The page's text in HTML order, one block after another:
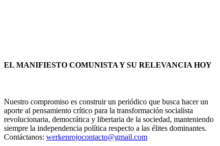
EL MANIFIESTO COMUNISTA Y SU RELEVANCIA HOY
Nuestro compromiso es construir un periódico que busca hacer un
aporte al pensamiento crítico para la transformación socialista
revolucionaria, democrática y libertaria de la sociedad, manteniendo
siempre la independencia política respecto a las élites dominantes.
Contáctanos: werkenrojocontacto@gmail.com